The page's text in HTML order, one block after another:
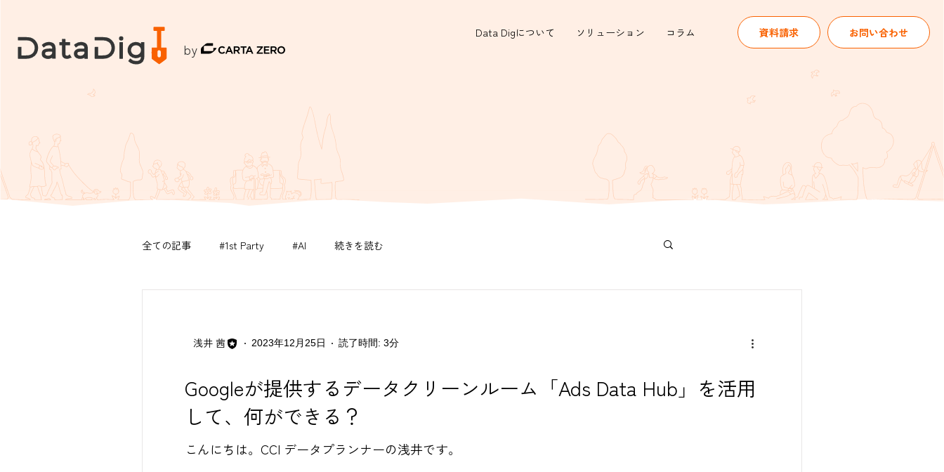
by
Data Digについて ソリューション コラム 資料請求 お問い合わせ
全ての記事 #1st Party #AI 続きを読む
浅井 茜 2023年12月25日 読了時間: 3分
Googleが提供するデータクリーンルーム「Ads Data Hub」を活用
して、何ができる？
こんにちは。CCI データプランナーの浅井です。